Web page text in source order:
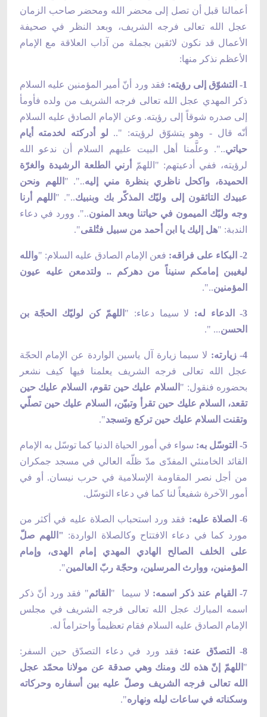
أعمالنا قبل أن تصل إلى محضر الله ومحضر صاحب الزمان
عجل الله تعالى فرجه الشريف، وبعد النظر في صحيفة
الأعمال قد نكون لائقين بجملة من آداب العلاقة مع الإمام
الأعظم نذكر منها:
1- التشوّق إلى رؤيته:
فقد ورد أنّ أمير المؤمنين عليه السلام
ذكر المهدي عجل الله تعالى فرجه الشريف من ولده فأومأ
إلى صدره شوقاً إلى رؤيته. وعن الإمام
الصادق عليه السلام
أنّه قال - وهو يتشوّق لرؤيته: ".. لو أدركته لخدمته أيام
حياتي..". وعلَّمنا أهل البيت عليهم السلام أن ندعو الله
لرؤيته، ففي أدعيتهم: "اللهمّ
أرني الطلعة الرشيدة والغرّة
الحميدة، واكحل ناظري بنظرة مني إليه..". " اللهم ونحن
عبيدك التائقون إلى وليّك المذكّر بك وبنبيك..". " اللهم أرنا
وجه وليّك الميمون في حياتنا وبعد المنون..". وورد في دعاء
الندبة: "هل إليك يا ابن أحمد من سبيل فتُلقى".
2- البكاء على فراقه: فعن الإمام الصادق عليه السلام: "والله
ليغيبن إمامكم سنيناً من دهركم .. ولتدمعن عليه عيون
المؤمنين..".
3- الدعاء له: لا سيما دعاء: " اللهمّ كن لوليّك الحجّة بن
الحسن... ".
4- زيارته:
لا سيما زيارة آل ياسين الواردة عن الإمام الحجّة
عجل الله تعالى فرجه الشريف يعلمنا فيها كيف نشعر
بحضوره فنقول: " السلام عليك حين تقوم،
السلام عليك حين
تقعد، السلام عليك حين تقرأ وتبيّن، السلام عليك حين تصلّي
وتقنت السلام عليك حين تركع وتسجد".
5- التوسّل به:
سواء في أمور الحياة الدنيا كما توسّل به الإمام
القائد الخامنئي المفدّى مدّ ظلّه العالي في مسجد جمكران
من أجل نصر المقاومة الإسلامية في حرب نيسان. أو في
أمور الآخرة شفيعاً لنا كما في دعاء التوسّل.
6- الصلاة عليه:
فقد ورد استحباب الصلاة عليه في أكثر من
مورد كما في دعاء الافتتاح وكالصلاة الواردة: "اللهم صلّ
على الخلف الصالح الهادي المهدي إمام
الهدى، وإمام
المؤمنين، ووارث المرسلين، وحجّة ربّ العالمين".
7- القيام عند ذكر اسمه: لا سيما " القائم" فقد ورد أنّ ذكر
اسمه المبارك عجل الله تعالى فرجه الشريف في مجلس
الإمام الصادق عليه السلام فقام تعظيماً واحتراماً له.
8- التصدّق عنه:
فقد ورد في دعاء التصدّق حين السفر:
" اللهمّ إنّ هذه لك ومنك وهي صدقة عن مولانا محمّد عجل
الله تعالى فرجه الشريف وصلّ عليه بين
أسفاره وحركاته
وسكناته في ساعات ليله ونهاره".